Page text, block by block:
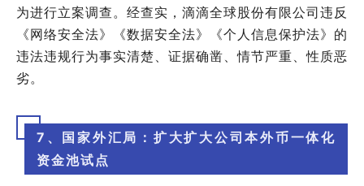
为进行立案调查。经查实，滴滴全球股份有限公司违反
《网络安全法》《数据安全法》《个人信息保护法》的
违法违规行为事实清楚、证据确凿、情节严重、性质恶
劣。
7、国家外汇局：扩大扩大公司本外币一体化
资金池试点